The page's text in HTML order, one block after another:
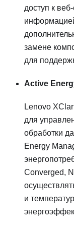
доступ к
замене
для
Active
Lenovo
для
обработки
Energy
Converged,
и